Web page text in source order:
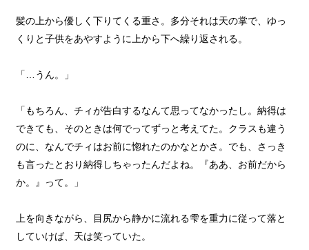
髪の上から優しく下りてくる重さ。多分それは天の掌で、ゆっ
くりと子供をあやすように上から下へ繰り返される。
「…うん。」
「もちろん、チィが告白するなんて思ってなかったし。納得は
できても、そのときは何でってずっと考えてた。クラスも違う
のに、なんでチィはお前に惚れたのかなとかさ。でも、さっき
も言ったとおり納得しちゃったんだよね。『ああ、お前だから
か。』って。」
上を向きながら、目尻から静かに流れる雫を重力に従って落と
していけば、天は笑っていた。